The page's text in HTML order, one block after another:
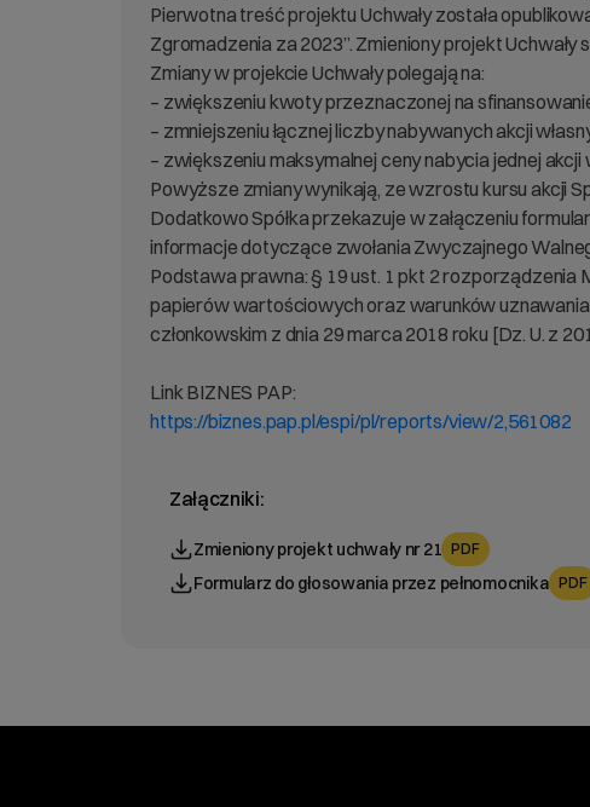
Pierwotna treść projektu Uchwały została
Zgromadzenia za 2023”. Zmieniony projekt
Zmiany w projekcie Uchwały polegają na:
– zwiększeniu kwoty przeznaczonej na
– zmniejszeniu łącznej liczby nabywanych akcji
– zwiększeniu maksymalnej ceny nabycia jednej akcji
Powyższe zmiany wynikają, ze wzrostu kursu akcji
Dodatkowo Spółka przekazuje w załączeniu
informacje dotyczące zwołania Zwyczajnego
Podstawa prawna: § 19 ust. 1 pkt 2
papierów wartościowych oraz warunków
członkowskim z dnia 29 marca 2018 roku [Dz. U. z
Link BIZNES PAP:
https://biznes.pap.pl/espi/pl/reports/view/2,561082
Załączniki:
Zmieniony projekt uchwały nr 21 PDF
Formularz do głosowania przez pełnomocnika PDF